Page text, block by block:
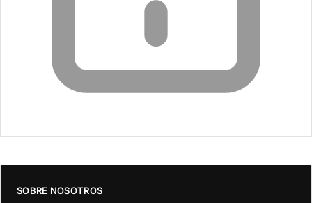
SOBRE NOSOTROS